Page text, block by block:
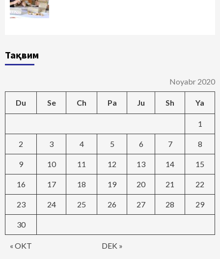
Тақвим
Noyabr 2020
Du Se Ch Pa Ju Sh Ya
« OKT DEK »
1
2 3 4 5 6 7 8
9 10 11 12 13 14 15
16 17 18 19 20 21 22
23 24 25 26 27 28 29
30